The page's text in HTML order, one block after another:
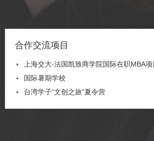
合作交流项目
上海交大-法国凯致商学院国际在职MBA项
国际暑期学校
台湾学子“文创之旅”夏令营